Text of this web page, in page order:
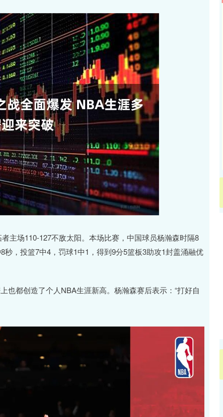
场110-127不敌太阳。本场比赛，中国球员杨瀚森时隔8
，投篮7中4，罚球1中1，得到9分5篮板3助攻1封盖涌融优
都创造了个人NBA生涯新高。杨瀚森赛后表示：“打好自